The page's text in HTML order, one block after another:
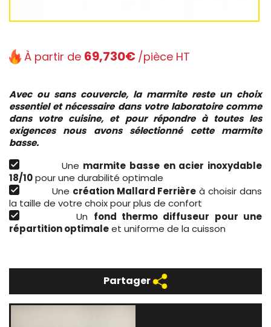
À partir de 69,730€ /pièce HT
Avec ou sans couvercle, la marmite reste un choix
essentiel et nécessaire dans votre laboratoire comme
dans votre cuisine, et pour répondre à toutes les
exigences nous avons sélectionné cette marmite
basse.
Une marmite basse en acier inoxydable
18/10pour une durabilité optimale
Une création Mallard Ferrière à choisir dans
la taille de votre choix pour plus de confort
Un fond thermo diffuseur pour une
répartition optimaleet uniforme de la cuisson
Partager